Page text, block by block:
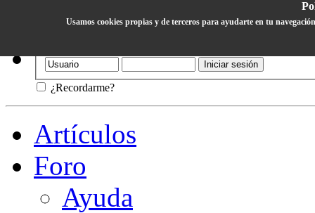
¿Recordarme?
Usamos cookies propias y de terceros para ayudarte en tu
Artículos
Foro
Ayuda